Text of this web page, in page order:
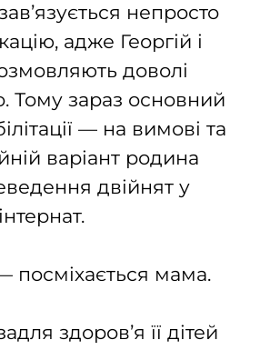
непросто
адже Георгій і
доволі
Тому зараз основний
— на вимові та
варіант родина
двійнят у
посміхається мама.
здоров’я її дітей